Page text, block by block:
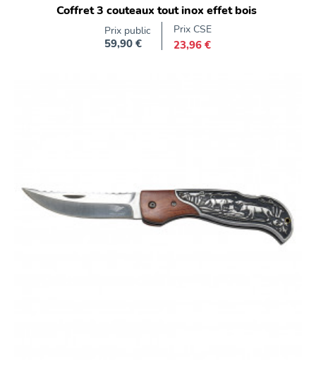
Coffret 3 couteaux tout inox effet bois
Prix public
Prix
59,90 €
Prix CSE
23,96 €